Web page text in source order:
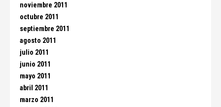
noviembre 2011
octubre 2011
septiembre 2011
agosto 2011
julio 2011
junio 2011
mayo 2011
abril 2011
marzo 2011